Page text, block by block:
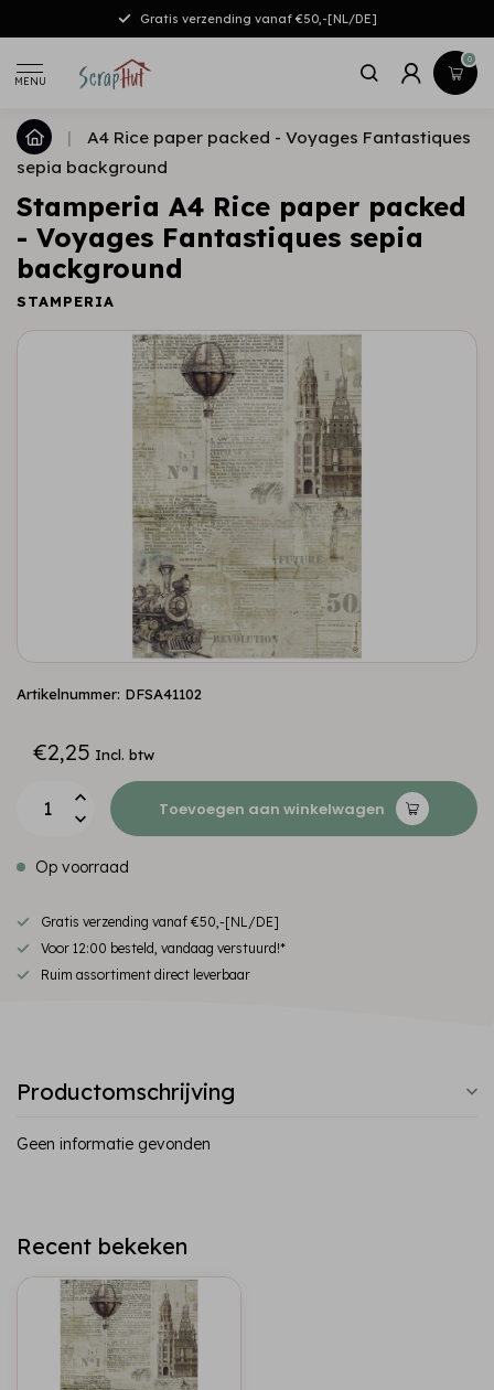
Gratis verzending vanaf €50,-[NL/DE]
MENU
0
|
A4 Rice paper packed - Voyages Fantastiques
sepia background
Stamperia A4 Rice paper packed
- Voyages Fantastiques sepia
background
STAMPERIA
Artikelnummer: DFSA41102
€2,25 Incl. btw
Toevoegen aan winkelwagen
Op voorraad
Gratis verzending vanaf €50,-[NL/DE]
Voor 12:00 besteld, vandaag verstuurd!*
Ruim assortiment direct leverbaar
Productomschrijving
Geen informatie gevonden
Recent bekeken